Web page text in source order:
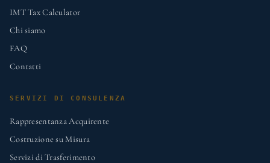
IMT Tax Calculator
Chi siamo
FAQ
Contatti
SERVIZI DI CONSULENZA
Rappresentanza Acquirente
Costruzione su Misura
Servizi di Trasferimento